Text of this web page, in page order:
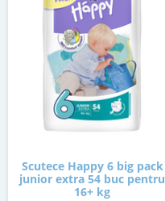
Scutece Happy 6 big pack
junior extra 54 buc pentru
16+ kg